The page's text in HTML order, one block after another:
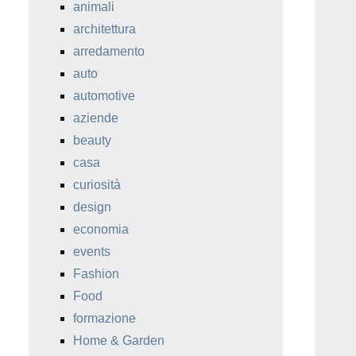
animali
architettura
arredamento
auto
automotive
aziende
beauty
casa
curiosità
design
economia
events
Fashion
Food
formazione
Home & Garden